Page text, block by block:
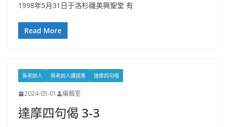
1998年5月31日于洛杉磯美興聖堂 有
Read More
吳老前人 吳老前人講道集 達摩四句偈
2024-05-01 編輯室
達摩四句偈 3-3